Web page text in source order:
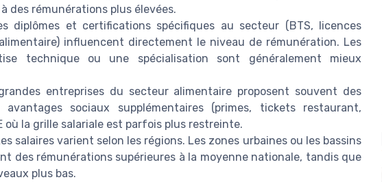
des rémunérations plus élevées.
diplômes et certifications spécifiques au secteur (BTS, licences
influencent directement le niveau de rémunération. Les
technique ou une spécialisation sont généralement mieux
entreprises du secteur alimentaire proposent souvent des
sociaux supplémentaires (primes, tickets restaurant,
où la grille salariale est parfois plus restreinte.
salaires varient selon les régions. Les zones urbaines ou les bassins
des rémunérations supérieures à la moyenne nationale, tandis que
plus bas.